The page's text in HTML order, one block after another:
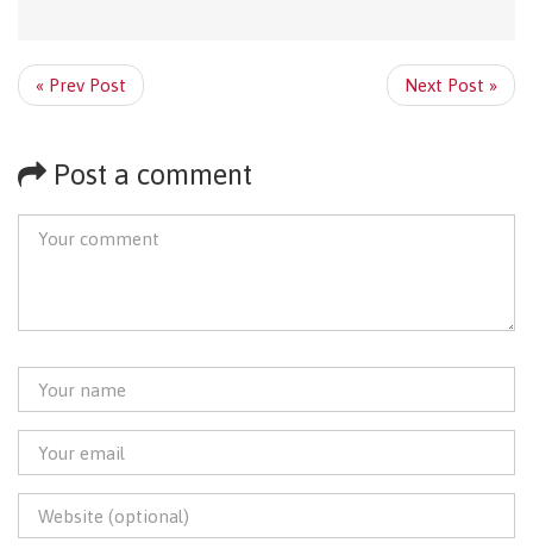
« Prev Post Next Post »
Post a comment